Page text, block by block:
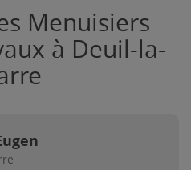
Menuisiers
à Deuil-la-